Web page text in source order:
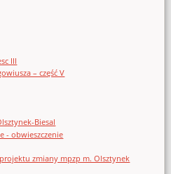
III
– część V
Biesal
- obwieszczenie
zmiany mpzp m. Olsztynek